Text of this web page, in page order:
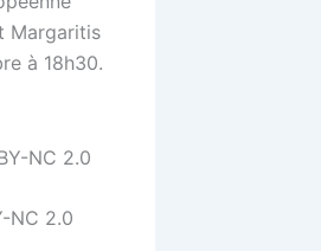
Margaritis
à 18h30.
NC 2.0